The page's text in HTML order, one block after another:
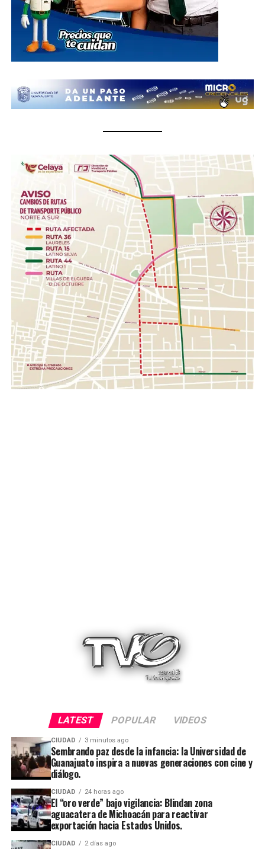
Paseo de la Presa # 89-A, Zona Centro, en la ciudad de
Guanajuato; así como en las instalaciones de los 46
Sistemas DIF Municipales del estado, donde las
donaciones podrán entregarse del 1 al 10 de julio, en un
¿Qué se puede donar?
Insumos de limpieza.- Aromatizante, detergente,
cloro, desinfectantes, escobas, trapeadores,
cubetas, jergas.
Higiene personal.- Shampoo, pasta dental, jabón de
barra, toallas húmedas, toallas sanitarias, rastrillos.
Herramientas .- Pala, pico, guantes, linternas,
cascos, pilas.
Con esta acción, el Gobierno de la Gente, a través del
Sistema DIF Estatal Guanajuato y el Voluntariado de la
Gente, fortalece los valores de solidaridad, empatía y
unión entre las familias guanajuatenses, impulsando una
red de apoyo que permita llevar esperanza y ayuda a
quienes hoy enfrentan una de las situaciones más
complejas de su historia reciente.
LATEST POPULAR VIDEOS
CIUDAD 3 minutos ago
Sembrando paz desde la infancia: la Universidad de
Guanajuato inspira a nuevas generaciones con cine y
diálogo.
CIUDAD 24 horas ago
El “oro verde” bajo vigilancia: Blindan zona
aguacatera de Michoacán para reactivar
exportación hacia Estados Unidos.
CIUDAD 2 días ago